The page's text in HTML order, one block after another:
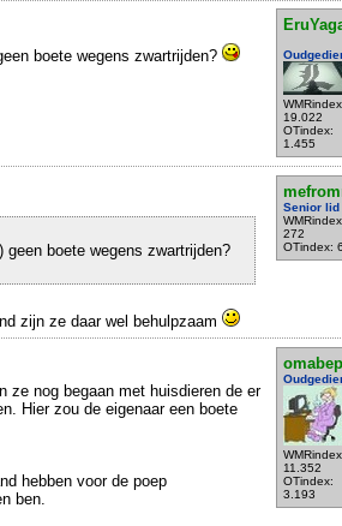
19.022
OTindex:
1.455
boete wegens zwartrijden?
Senior lid
272
OTindex:
geen boete wegens zwartrijden?
zijn ze daar wel behulpzaam
omabep
11.352
OTindex:
3.193
ze nog begaan met huisdieren de er
Hier zou de eigenaar een boete
hebben voor de poep
ben.